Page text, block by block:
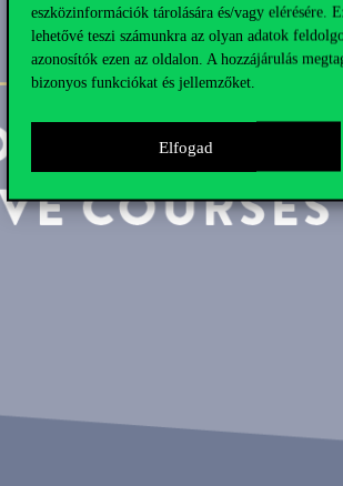
eszközinformációk tárolására és/vagy elérésére.
lehetővé teszi számunkra az olyan adatok
azonosítók ezen az oldalon. A hozzájárulás
bizonyos funkciókat és jellemzőket.
Elfogad